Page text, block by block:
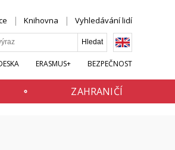
Knihovna Vyhledávání lidí
ERASMUS+ BEZPEČNOST
ZAHRANIČÍ